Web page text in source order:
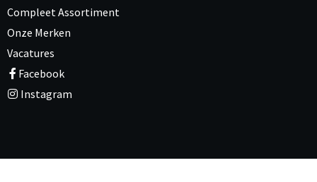
Compleet Assortiment
Onze Merken
Vacatures
Facebook
Instagram